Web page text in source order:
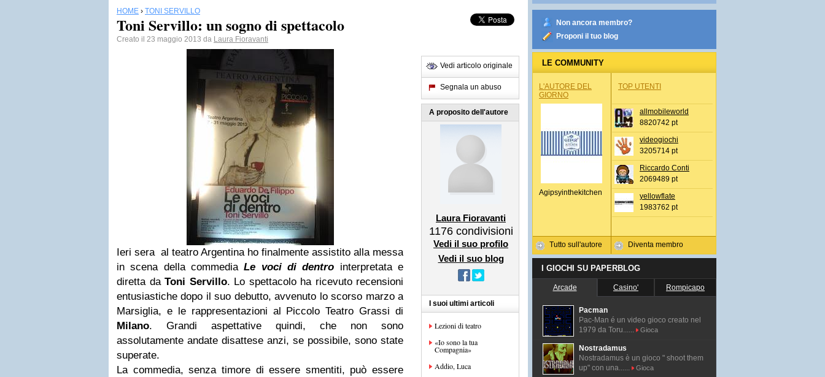
HOME › TONI SERVILLO
Toni Servillo: un sogno di spettacolo
Creato il 23 maggio 2013 da Laura Fioravanti
Ieri sera al teatro Argentina ho finalmente assistito alla messa
in scena della commediaLe voci di dentro interpretata e
diretta da Toni Servillo. Lo spettacolo ha ricevuto recensioni
entusiastiche dopo il suo debutto, avvenuto lo scorso marzo a
Marsiglia, e le rappresentazioni al Piccolo Teatro Grassi di
Milano. Grandi aspettative quindi, che non sono
assolutamente andate disattese anzi, se possibile, sono state
superate.
La commedia, senza timore di essere smentiti, può essere
Vedi articolo originale
Segnala un abuso
A proposito dell'autore
Laura Fioravanti
1176 condivisioni
Vedi il suo profilo
Vedi il suo blog
I suoi ultimi articoli
Lezioni di teatro
«Io sono la tua
Compagnia»
Addio, Luca
Non ancora membro?
Proponi il tuo blog
LE COMMUNITY
L'AUTORE DEL
GIORNO
Agipsyinthekitchen
Tutto sull'autore
TOP UTENTI
allmobileworld
8820742 pt
videogiochi
3205714 pt
Riccardo Conti
2069489 pt
yellowflate
1983762 pt
Diventa membro
I GIOCHI SU PAPERBLOG
Arcade Casino' Rompicapo
Pacman
Pac-Man é un video gioco creato nel
1979 da Toru......
Gioca
Nostradamus
Nostradamus è un gioco " shoot them
up" con una......
Gioca